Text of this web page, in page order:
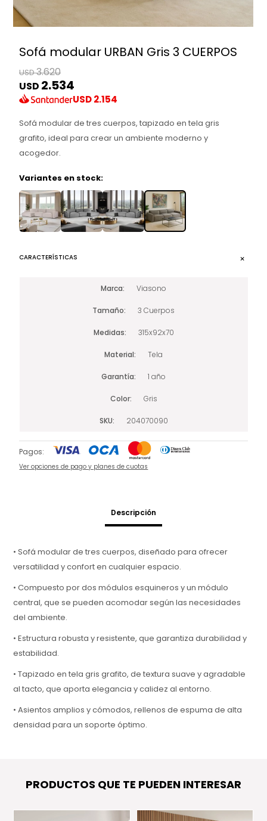
Sofá modular URBAN Gris 3 CUERPOS
USD3.620
USD 2.534
USD2.154
Sofá modular de tres cuerpos, tapizado en tela gris
grafito, ideal para crear un ambiente moderno y
acogedor.
Variantes en stock:
CARACTERÍSTICAS
Marca Viasono
Tamaño 3 Cuerpos
Medidas 315x92x70
Material Tela
Garantía 1 año
Color Gris
SKU 204070090
Pagos:
Ver opciones de pago y planes de cuotas
Descripción
• Sofá modular de tres cuerpos, diseñado para ofrecer
versatilidad y confort en cualquier espacio.
• Compuesto por dos módulos esquineros y un módulo
central, que se pueden acomodar según las necesidades
del ambiente.
• Estructura robusta y resistente, que garantiza durabilidad y
estabilidad.
• Tapizado en tela gris grafito, de textura suave y agradable
al tacto, que aporta elegancia y calidez al entorno.
• Asientos amplios y cómodos, rellenos de espuma de alta
densidad para un soporte óptimo.
• Dimensiones: 325 cm de largo x 92 cm de ancho x 70 cm de
PRODUCTOS QUE TE PUEDEN INTERESAR